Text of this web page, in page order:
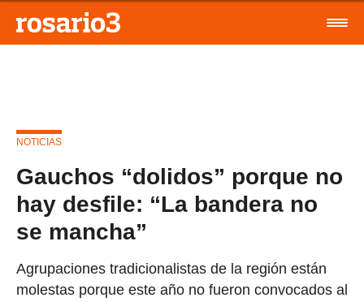
NOTICIAS
Gauchos “dolidos” porque no
hay desfile: “La bandera no
se mancha”
Agrupaciones tradicionalistas de la región están
molestas porque este año no fueron convocados al